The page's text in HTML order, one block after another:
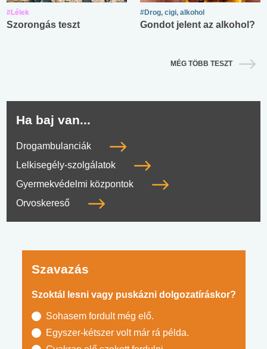
#Lélek
Szorongás teszt
#Drog, cigi, alkohol
Gondot jelent az alkohol?
MÉG TÖBB TESZT
Ha baj van...
Drogambulanciák
Lelkisegély-szolgálatok
Gyermekvédelmi központok
Orvoskereső
Szavazás
Szoktál lesni vagy puskázni dolgozatíráskor?
Sohasem fordult még elő.
Egyszer-kétszer volt már rá példa.